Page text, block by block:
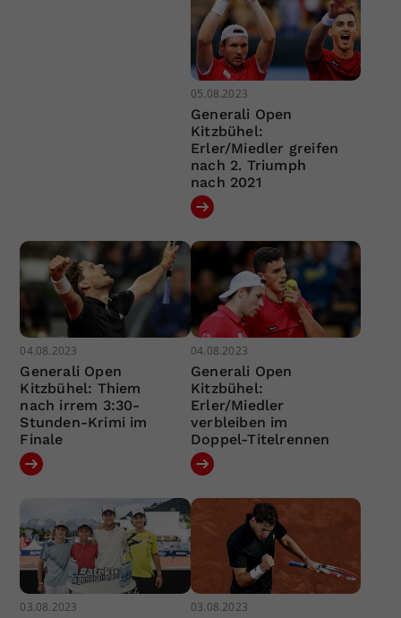
05.08.2023
Generali Open
Kitzbühel:
Erler/Miedler greifen
nach 2. Triumph
nach 2021
04.08.2023
Generali Open
Kitzbühel: Thiem
nach irrem 3:30-
Stunden-Krimi im
Finale
04.08.2023
Generali Open
Kitzbühel:
Erler/Miedler
verbleiben im
Doppel-Titelrennen
03.08.2023 03.08.2023